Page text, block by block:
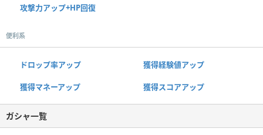
攻撃力アップ+HP回復
便利系
ドロップ率アップ 獲得経験値アップ
獲得マネーアップ 獲得スコアアップ
ガシャ一覧